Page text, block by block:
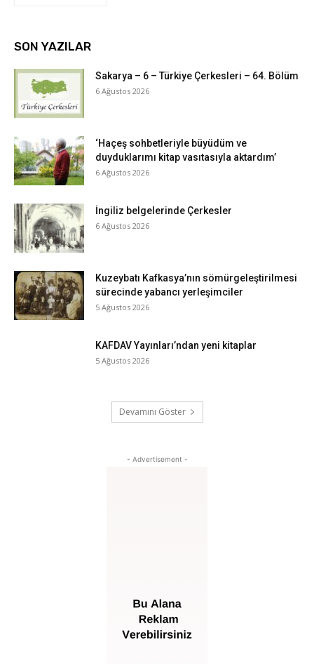
SON YAZILAR
Sakarya – 6 – Türkiye Çerkesleri – 64. Bölüm
6 Ağustos 2026
‘Haçeş sohbetleriyle büyüdüm ve
duyduklarımı kitap vasıtasıyla aktardım’
6 Ağustos 2026
İngiliz belgelerinde Çerkesler
6 Ağustos 2026
Kuzeybatı Kafkasya’nın sömürgeleştirilmesi
sürecinde yabancı yerleşimciler
5 Ağustos 2026
KAFDAV Yayınları’ndan yeni kitaplar
5 Ağustos 2026
Devamını Göster
- Advertisement -